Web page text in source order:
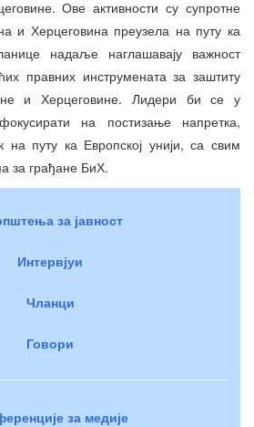
Ове активности су супротне
и Херцеговина преузела на путу ка
надаље наглашавају важност
правних инструмената за заштиту
и Херцеговине. Лидери би се у
на постизање напретка,
на путу ка Европској унији, са свим
за грађане БиХ.
за јавност
Интервјуи
Чланци
Говори
за медије